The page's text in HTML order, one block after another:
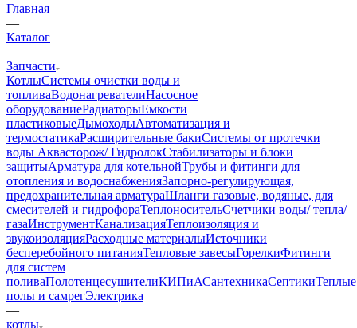
Главная
—
Каталог
—
Запчасти
КотлыСистемы очистки воды и
топливаВодонагревателиНасосное
оборудованиеРадиаторыЕмкости
пластиковыеДымоходыАвтоматизация и
термостатикаРасширительные бакиСистемы от протечки
воды Аквасторож/ ГидролокСтабилизаторы и блоки
защитыАрматура для котельнойТрубы и фитинги для
отопления и водоснабженияЗапорно-регулирующая,
предохранительная арматураШланги газовые, водяные, для
смесителей и гидрофораТеплоносительСчетчики воды/ тепла/
газаИнструментКанализацияТеплоизоляция и
звукоизоляцияРасходные материалыИсточники
бесперебойного питанияТепловые завесыГорелкиФитинги
для систем
поливаПолотенцесушителиКИПиАСантехникаСептикиТеплые
полы и самрегЭлектрика
—
котлы